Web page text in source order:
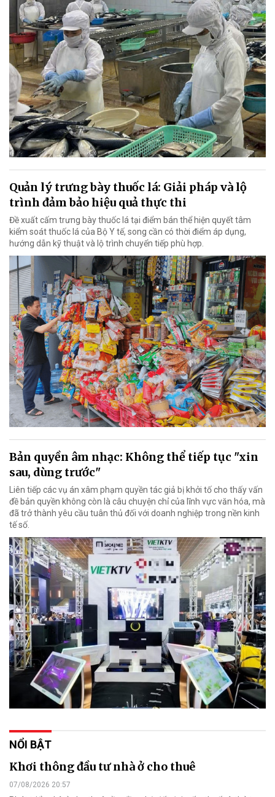
Quản lý trưng bày thuốc lá: Giải pháp và lộ
trình đảm bảo hiệu quả thực thi
Đề xuất cấm trưng bày thuốc lá tại điểm bán thể hiện quyết tâm
kiểm soát thuốc lá của Bộ Y tế, song cần có thời điểm áp dụng,
hướng dẫn kỹ thuật và lộ trình chuyển tiếp phù hợp.
Bản quyền âm nhạc: Không thể tiếp tục "xin
sau, dùng trước"
Liên tiếp các vụ án xâm phạm quyền tác giả bị khởi tố cho thấy vấn
đề bản quyền không còn là câu chuyện chỉ của lĩnh vực văn hóa, mà
đã trở thành yêu cầu tuân thủ đối với doanh nghiệp trong nền kinh
tế số.
NỔI BẬT
Khơi thông đầu tư nhà ở cho thuê
07/08/2026 20:57